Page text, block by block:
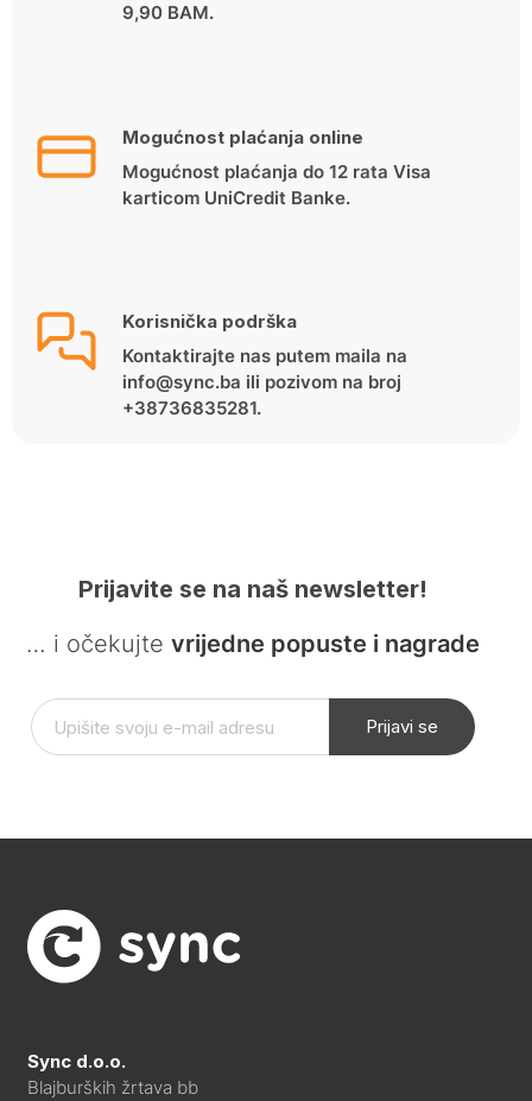
9,90 BAM.
Mogućnost plaćanja online
Mogućnost plaćanja do 12 rata Visa
karticom UniCredit Banke.
Korisnička podrška
Kontaktirajte nas putem maila na
info@sync.ba ili pozivom na broj
+38736835281.
Prijavite se na naš newsletter!
… i očekujte vrijedne popuste i nagrade
Prijavi se
Sync d.o.o.
Blajburških žrtava bb